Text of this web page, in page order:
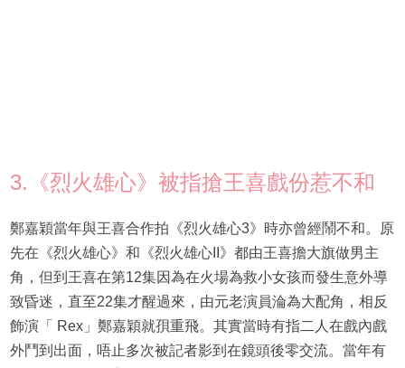
3.《烈火雄心》被指搶王喜戲份惹不和
鄭嘉穎當年與王喜合作拍《烈火雄心3》時亦曾經鬧不和。原
先在《烈火雄心》和《烈火雄心II》都由王喜擔大旗做男主
角，但到王喜在第12集因為在火場為救小女孩而發生意外導
致昏迷，直至22集才醒過來，由元老演員淪為大配角，相反
飾演「 Rex」鄭嘉穎就孭重飛。其實當時有指二人在戲內戲
外鬥到出面，唔止多次被記者影到在鏡頭後零交流。當年有